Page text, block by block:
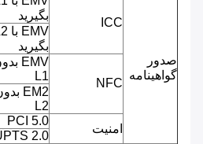
صدور
گواهینامه
ICC
بگیرید
بگیرید
NFC
L1
L2
امنیت
PCI 5.0
2.0